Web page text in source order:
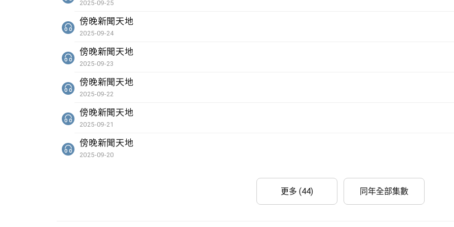
2025-09-25
傍晚新聞天地
2025-09-24
傍晚新聞天地
2025-09-23
傍晚新聞天地
2025-09-22
傍晚新聞天地
2025-09-21
傍晚新聞天地
2025-09-20
更多 (44) 同年全部集數